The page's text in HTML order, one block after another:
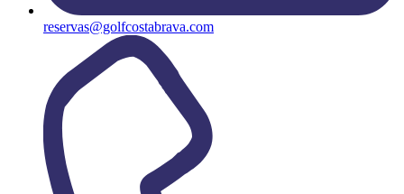
reservas@golfcostabrava.com